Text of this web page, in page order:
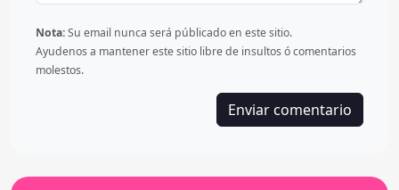
Nota:Su email nunca será públicado en este sitio.
Ayudenos a mantener este sitio libre de insultos ó comentarios
molestos.